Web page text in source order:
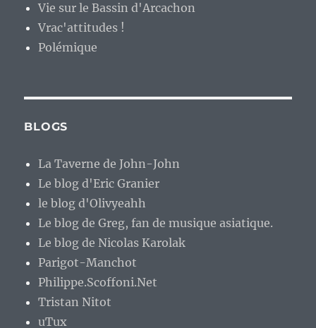
Vie sur le Bassin d'Arcachon
Vrac'attitudes !
Polémique
BLOGS
La Taverne de John-John
Le blog d'Eric Granier
le blog d'Olivyeahh
Le blog de Greg, fan de musique asiatique.
Le blog de Nicolas Karolak
Parigot-Manchot
Philippe.Scoffoni.Net
Tristan Nitot
uTux